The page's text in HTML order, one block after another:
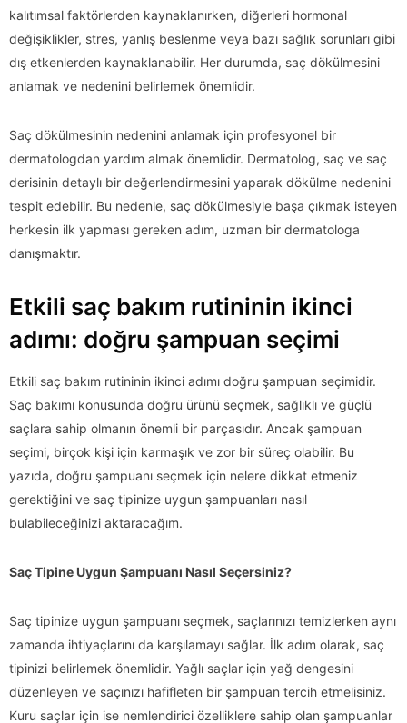
kalıtımsal faktörlerden kaynaklanırken, diğerleri hormonal
değişiklikler, stres, yanlış beslenme veya bazı sağlık sorunları gibi
dış etkenlerden kaynaklanabilir. Her durumda, saç dökülmesini
anlamak ve nedenini belirlemek önemlidir.
Saç dökülmesinin nedenini anlamak için profesyonel bir
dermatologdan yardım almak önemlidir. Dermatolog, saç ve saç
derisinin detaylı bir değerlendirmesini yaparak dökülme nedenini
tespit edebilir. Bu nedenle, saç dökülmesiyle başa çıkmak isteyen
herkesin ilk yapması gereken adım, uzman bir dermatologa
danışmaktır.
Etkili saç bakım rutininin ikinci
adımı: doğru şampuan seçimi
Etkili saç bakım rutininin ikinci adımı doğru şampuan seçimidir.
Saç bakımı konusunda doğru ürünü seçmek, sağlıklı ve güçlü
saçlara sahip olmanın önemli bir parçasıdır. Ancak şampuan
seçimi, birçok kişi için karmaşık ve zor bir süreç olabilir. Bu
yazıda, doğru şampuanı seçmek için nelere dikkat etmeniz
gerektiğini ve saç tipinize uygun şampuanları nasıl
bulabileceğinizi aktaracağım.
Saç Tipine Uygun Şampuanı Nasıl Seçersiniz?
Saç tipinize uygun şampuanı seçmek, saçlarınızı temizlerken aynı
zamanda ihtiyaçlarını da karşılamayı sağlar. İlk adım olarak, saç
tipinizi belirlemek önemlidir. Yağlı saçlar için yağ dengesini
düzenleyen ve saçınızı hafifleten bir şampuan tercih etmelisiniz.
Kuru saçlar için ise nemlendirici özelliklere sahip olan şampuanlar